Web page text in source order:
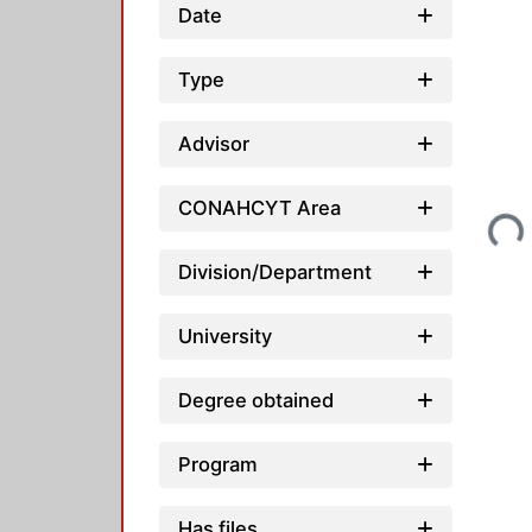
Date
Type
Advisor
CONAHCYT Area
Division/Department
University
Degree obtained
Program
Loading...